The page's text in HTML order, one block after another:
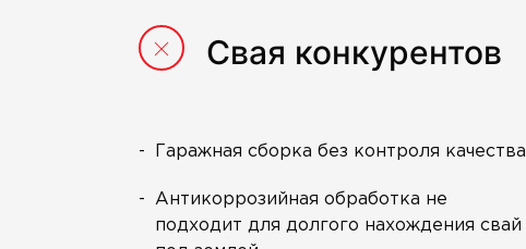
Свая конкурентов
Гаражная сборка без контроля качества
Антикоррозийная обработка не
подходит для долгого нахождения свай